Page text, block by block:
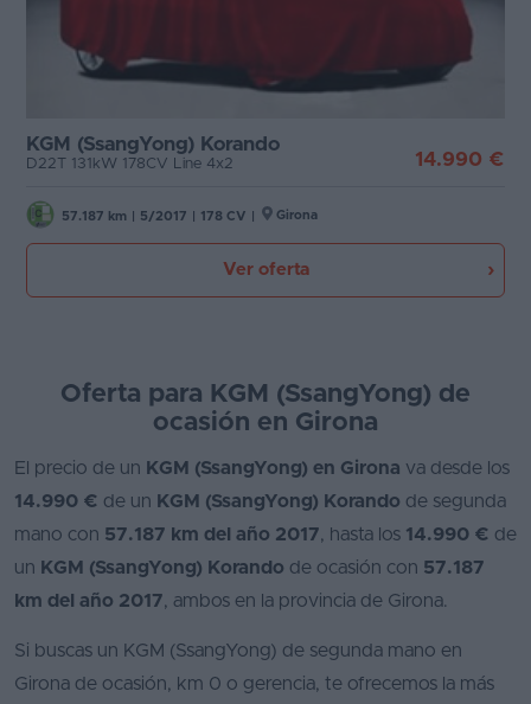
Favoritos
Vender
coche
Blog
de
Etiqueta medioambiental
Carrocería
KGM (SsangYong) Korando
D22T 131kW 178CV Line 4x2 14.990 €
57.187 km 5/2017 178 CV Girona
Ver oferta
Oferta para KGM (SsangYong) de
ocasión en Girona
El precio de un KGM (SsangYong) en Girona va desde los
14.990 € de un KGM (SsangYong) Korando de segunda
mano con 57.187 km del año 2017, hasta los 14.990 € de
un KGM (SsangYong) Korando de ocasión con 57.187
km del año 2017, ambos en la provincia de Girona.
Si buscas un KGM (SsangYong) de segunda mano en
Girona de ocasión, km 0 o gerencia, te ofrecemos la más